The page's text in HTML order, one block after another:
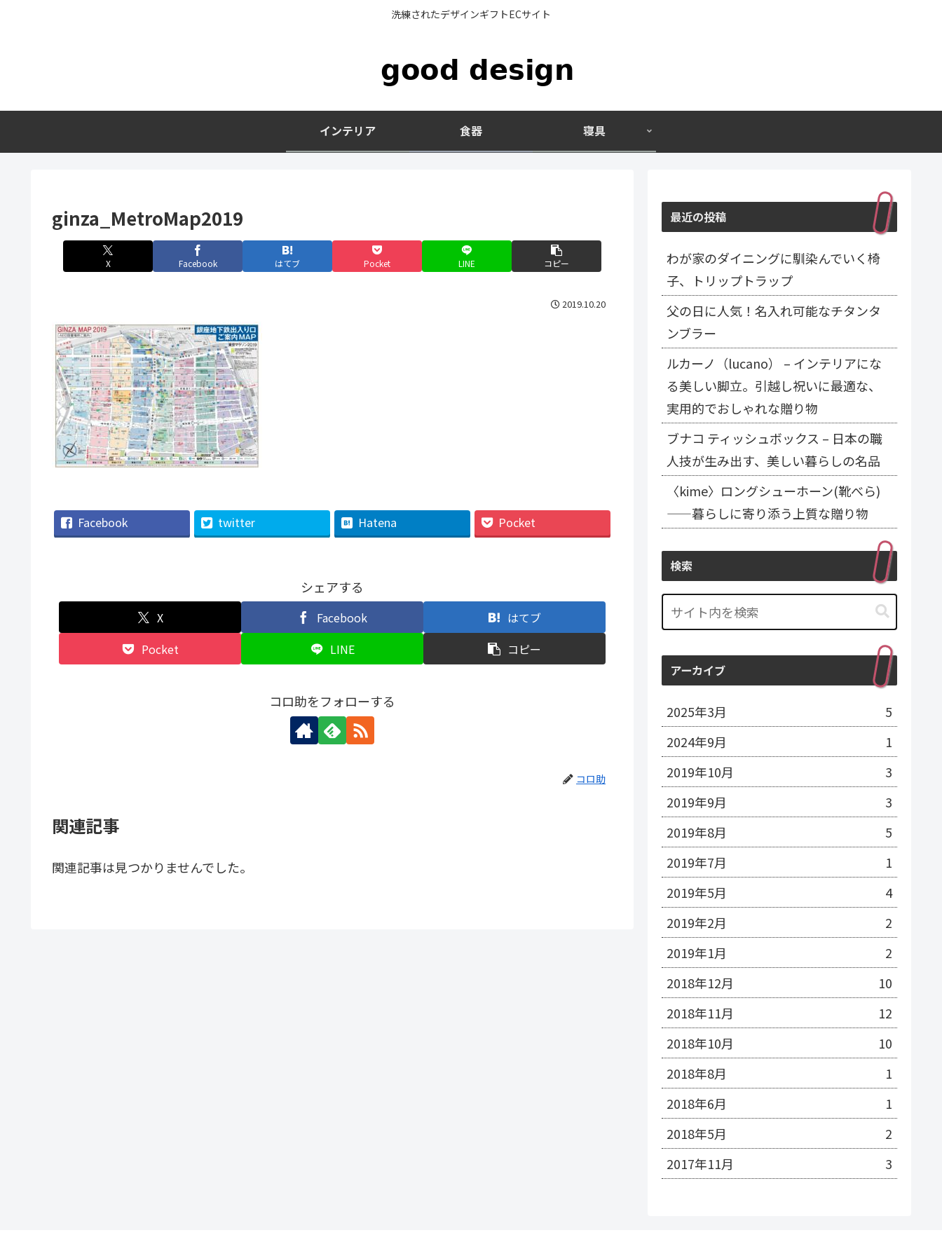
洗練されたデザインギフトECサイト
インテリア 食器 寝具
ginza_MetroMap2019
X Facebook はてブ Pocket LINE コピー
2019.10.20
Facebook twitter Hatena Pocket
シェアする
X Facebook
はてブ
Pocket
LINE コピー
コロ助をフォローする
コロ助
関連記事
関連記事は見つかりませんでした。
最近の投稿
わが家のダイニングに馴染んでいく椅
子、トリップトラップ
父の日に人気！名入れ可能なチタンタ
ンブラー
ルカーノ（lucano） – インテリアにな
る美しい脚立。引越し祝いに最適な、
実用的でおしゃれな贈り物
ブナコ ティッシュボックス – 日本の職
人技が生み出す、美しい暮らしの名品
〈kime〉ロングシューホーン(靴べら)
——暮らしに寄り添う上質な贈り物
検索
アーカイブ
2025年3月
5
2024年9月
1
2019年10月
3
2019年9月
3
2019年8月
5
2019年7月
1
2019年5月
4
2019年2月
2
2019年1月
2
2018年12月
10
2018年11月
12
2018年10月
10
2018年8月
1
2018年6月
1
2018年5月
2
2017年11月
3